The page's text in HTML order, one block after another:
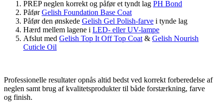
PREP neglen korrekt og påfør et tyndt lag PH Bond
PåførGelish Foundation Base Coat
Påfør den ønskede Gelish Gel Polish-farve i tynde lag
Hærd mellem lagene i LED- eller UV-lampe
Afslut med Gelish Top It Off Top Coat & Gelish Nourish
Cuticle Oil
Professionelle resultater opnås altid bedst ved korrekt forberedelse af
neglen samt brug af kvalitetsprodukter til både forstærkning, farve
og finish.